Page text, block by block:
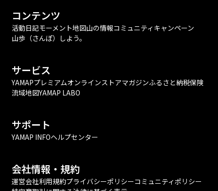
コンテンツ
活動日記モーメント地図山の情報コミュニティ キャンペーン
山歩（さんぽ）しよう。
サービス
YAMAPプレミアムオンラインストアマガジンふるさと納税保険
流域地図YAMAP LABO
サポート
YAMAP INFOヘルプセンター
会社情報・規約
運営会社利用規約プライバシーポリシーコミュニティポリシー